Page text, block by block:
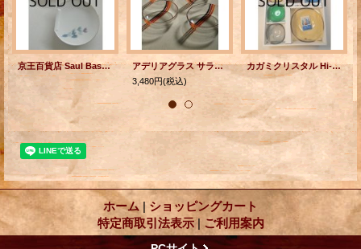
京王百貨店 Saul Bass(ソール・バス）デザイン "鳩"プリント 小皿 2pcセット
アデリアグラス サラダボウル6pcセット アベニュー
3,480円(税込)
カガミクリスタル Hi-Color Set ハイ・サラダセット 6pc(S5・/L1) #6865
ホーム | ショッピングカート
特定商取引法表示 | ご利用案内